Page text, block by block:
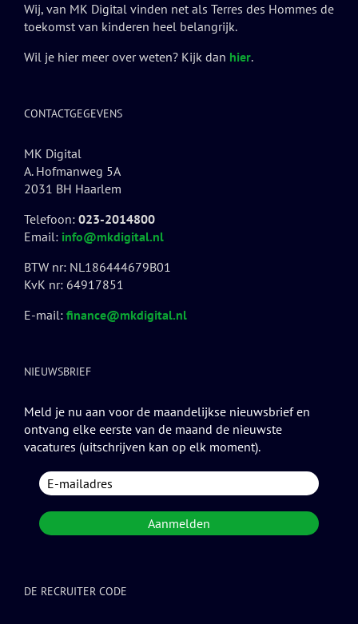
Wij, van MK Digital vinden net als Terres des Hommes de
toekomst van kinderen heel belangrijk.
Wil je hier meer over weten? Kijk dan hier.
CONTACTGEGEVENS
MK Digital
A. Hofmanweg 5A
2031 BH Haarlem
Telefoon: 023-2014800
Email: info@mkdigital.nl
BTW nr: NL186444679B01
KvK nr: 64917851
E-mail: finance@mkdigital.nl
NIEUWSBRIEF
Meld je nu aan voor de maandelijkse nieuwsbrief en
ontvang elke eerste van de maand de nieuwste
vacatures (uitschrijven kan op elk moment).
DE RECRUITER CODE